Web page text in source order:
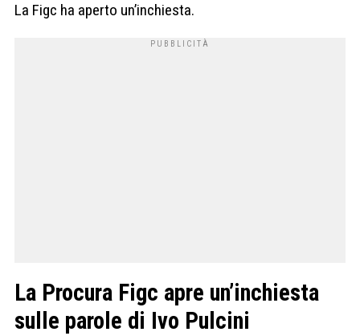
La Figc ha aperto un’inchiesta.
La Procura Figc apre un’inchiesta
sulle parole di Ivo Pulcini